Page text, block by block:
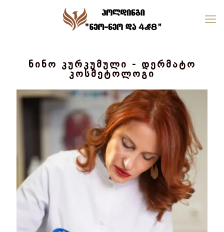
ნინო კურკუმული - დერმატო
კოსმეტოლოგი